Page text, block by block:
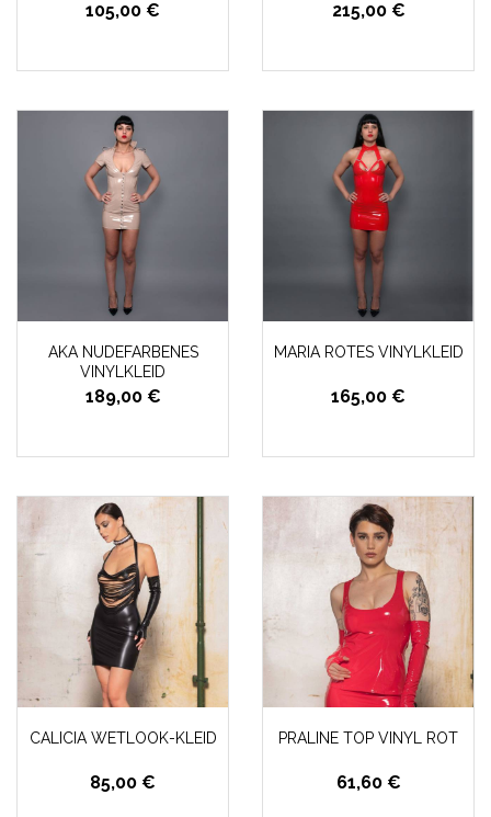
105,00 € 215,00 €
AKA NUDEFARBENES
VINYLKLEID
189,00 €
MARIA ROTES VINYLKLEID
165,00 €
CALICIA WETLOOK-KLEID
85,00 €
PRALINE TOP VINYL ROT
61,60 €